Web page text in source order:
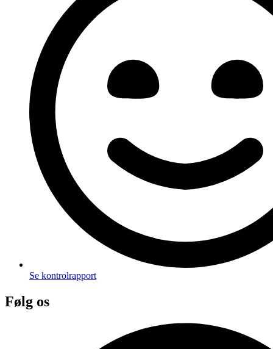
Se kontrolrapport
Følg os